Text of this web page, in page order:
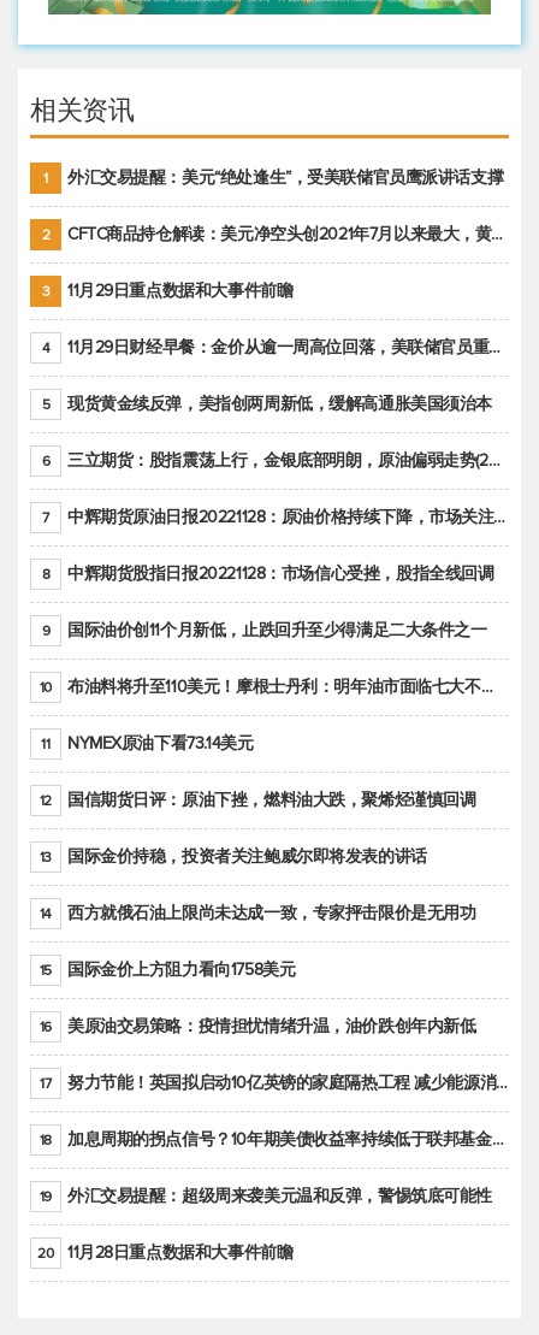
相关资讯
1 外汇交易提醒：美元“绝处逢生”，受美联储官员鹰派讲话支撑
2 CFTC商品持仓解读：美元净空头创2021年7月以来最大，黄金期货投机性净多头头寸减少
3 11月29日重点数据和大事件前瞻
4 11月29日财经早餐：金价从逾一周高位回落，美联储官员重申鹰派立场推动美元回升
5 现货黄金续反弹，美指创两周新低，缓解高通胀美国须治本
6 三立期货：股指震荡上行，金银底部明朗，原油偏弱走势(20221128收评)
7 中辉期货原油日报20221128：原油价格持续下降，市场关注OPEC+新一轮产能政策
8 中辉期货股指日报20221128：市场信心受挫，股指全线回调
9 国际油价创11个月新低，止跌回升至少得满足二大条件之一
10 布油料将升至110美元！摩根士丹利：明年油市面临七大不确定性
11 NYMEX原油下看73.14美元
12 国信期货日评：原油下挫，燃料油大跌，聚烯烃谨慎回调
13 国际金价持稳，投资者关注鲍威尔即将发表的讲话
14 西方就俄石油上限尚未达成一致，专家抨击限价是无用功
15 国际金价上方阻力看向1758美元
16 美原油交易策略：疫情担忧情绪升温，油价跌创年内新低
17 努力节能！英国拟启动10亿英镑的家庭隔热工程 减少能源消耗
18 加息周期的拐点信号？10年期美债收益率持续低于联邦基金利率目标区间
19 外汇交易提醒：超级周来袭美元温和反弹，警惕筑底可能性
20 11月28日重点数据和大事件前瞻